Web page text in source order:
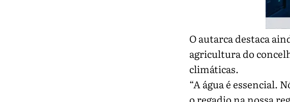
O autarca destaca
agricultura do
climáticas.
“A água é essencial.